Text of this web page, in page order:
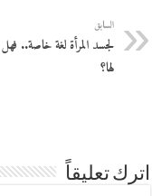
السابق
لجسد المرأة لغة خاصة..
لها؟
اترك تعليقاً